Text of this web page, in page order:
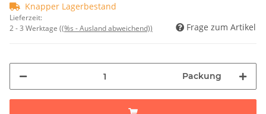
Knapper Lagerbestand
Lieferzeit:
2 - 3 Werktage ((%s - Ausland abweichend)) Frage zum Artikel
Packung